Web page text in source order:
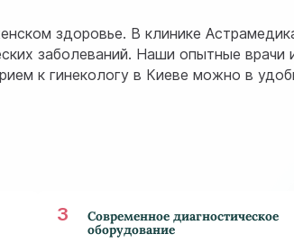
здоровье. В клинике
заболеваний. Наши опытные
к гинекологу в Киеве можно в
Современное диагностическое
оборудование